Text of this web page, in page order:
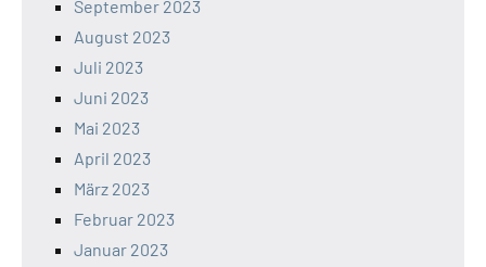
September 2023
August 2023
Juli 2023
Juni 2023
Mai 2023
April 2023
März 2023
Februar 2023
Januar 2023